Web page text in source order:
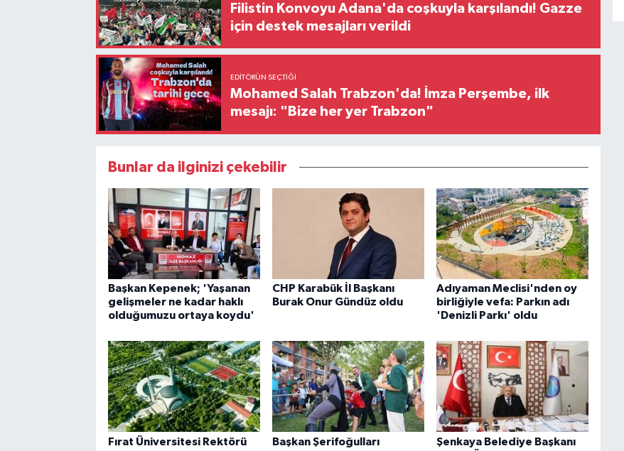
Filistin Konvoyu Adana'da coşkuyla karşılandı! Gazze
için destek mesajları verildi
EDITÖRÜN SEÇTIĞI
Mohamed Salah Trabzon'da! İmza Perşembe, ilk
mesajı: "Bize her yer Trabzon"
Bunlar da ilginizi çekebilir
Başkan Kepenek; 'Yaşanan
gelişmeler ne kadar haklı
olduğumuzu ortaya koydu'
CHP Karabük İl Başkanı
Burak Onur Gündüz oldu
Adıyaman Meclisi'nden oy
birliğiyle vefa: Parkın adı
'Denizli Parkı' oldu
Fırat Üniversitesi Rektörü
Başkan Şerifoğulları
Şenkaya Belediye Başkanı